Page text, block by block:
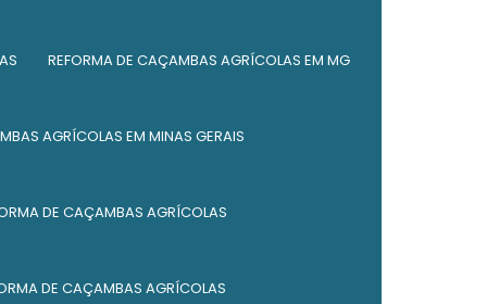
REFORMA DE CAÇAMBAS AGRÍCOLAS EM MG
AGRÍCOLAS EM MINAS GERAIS
DE CAÇAMBAS AGRÍCOLAS
DE CAÇAMBAS AGRÍCOLAS
Fabricação de caldeiraria em mg
Empresa de reforma de caçambas